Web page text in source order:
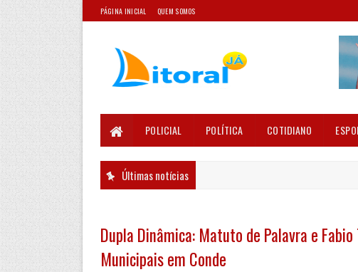
PÁGINA INICIAL QUEM SOMOS
POLICIAL POLÍTICA COTIDIANO
Últimas notícias
Dupla Dinâmica: Matuto de Palavra e
Municipais em Conde